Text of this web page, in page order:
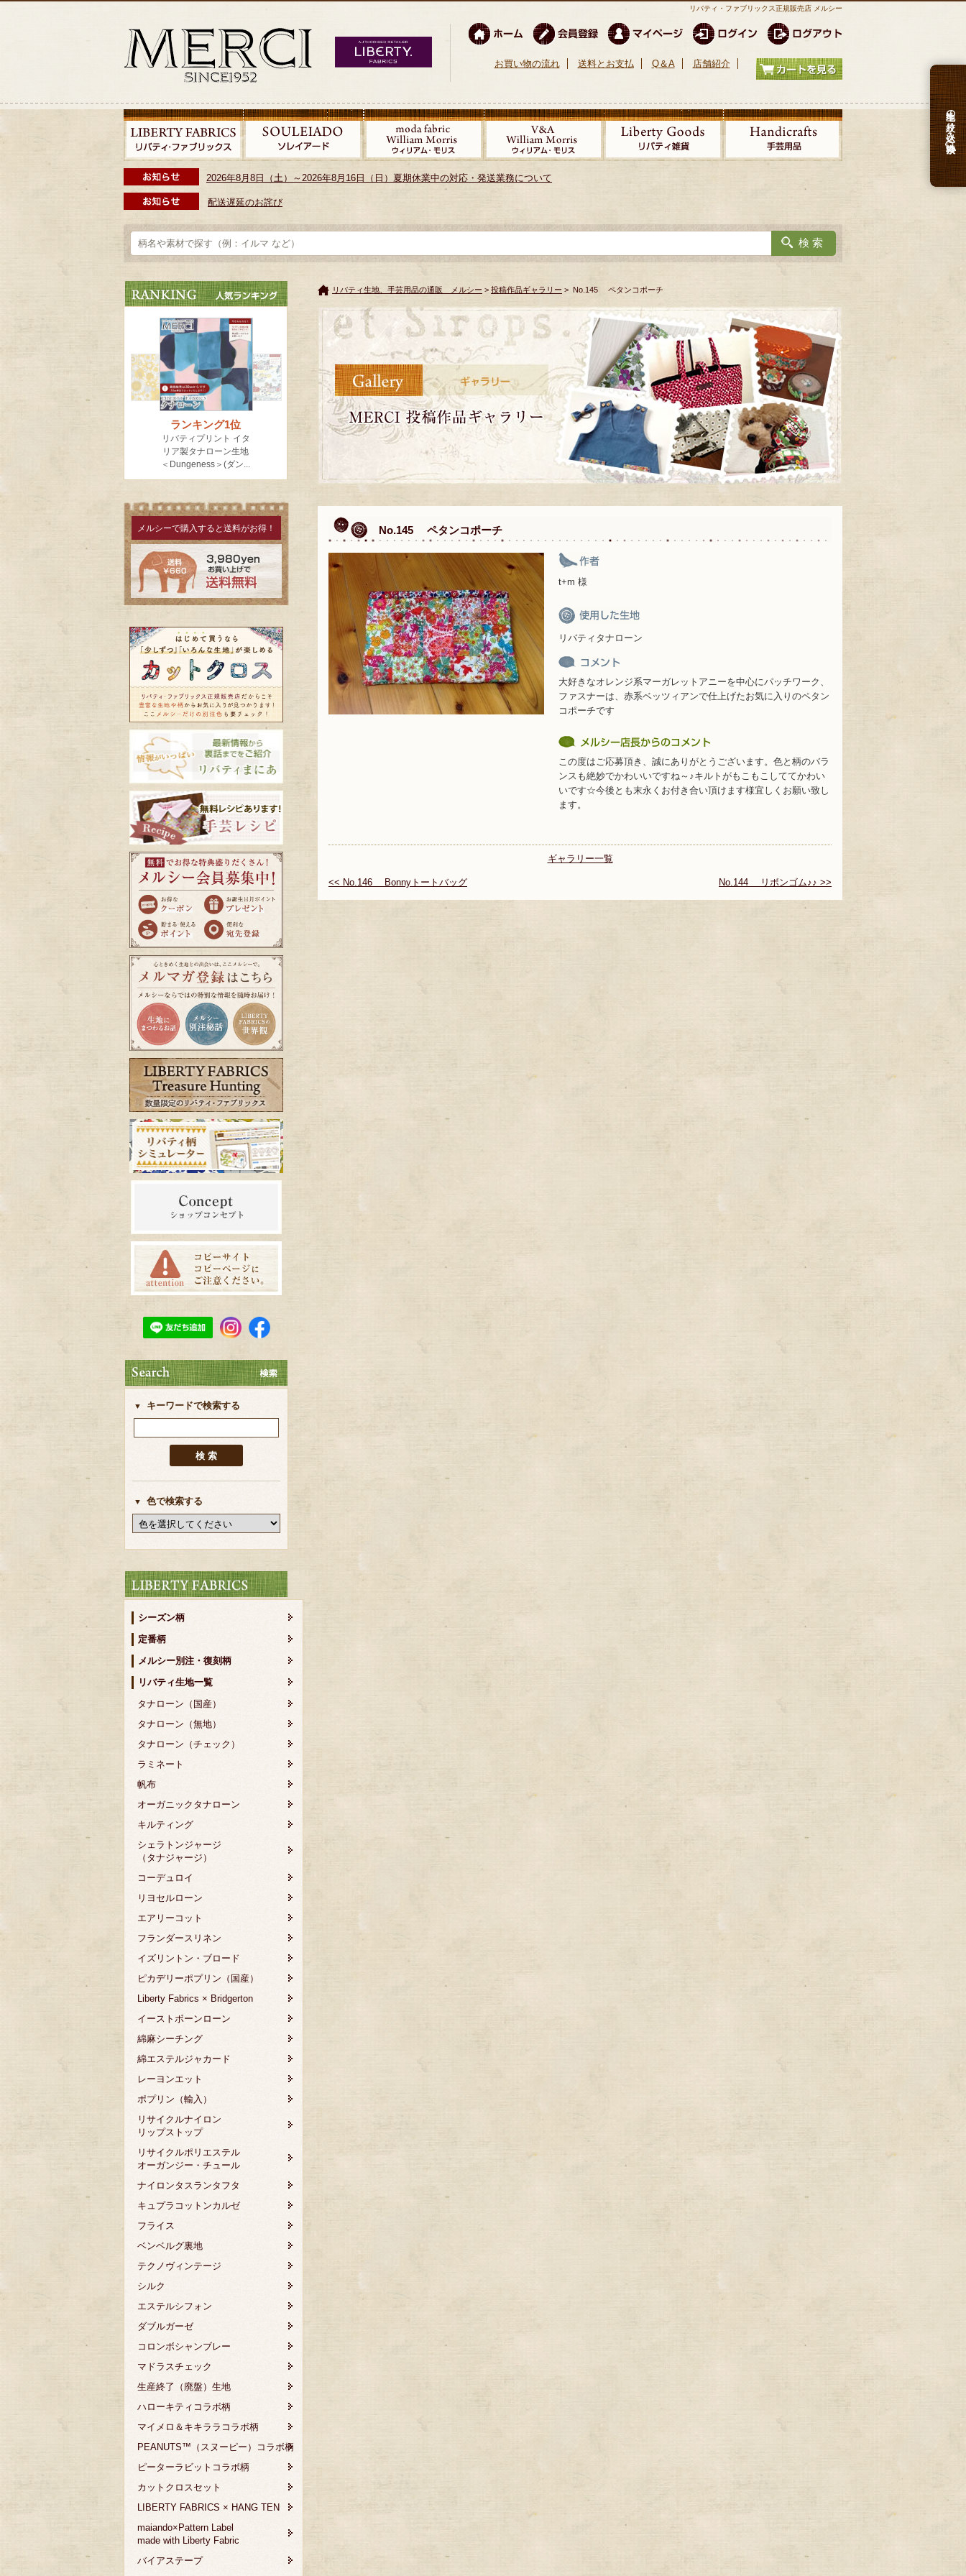
リバティ・ファブリックス正規販売店 メルシー
お買い物の流れ 送料とお支払 Q＆A 店舗紹介
2026年8月8日（土）～2026年8月16日（日）夏期休業中の対応・発送業務について
配送遅延のお詫び
生地の絞り込み検索
メルシーで購入すると送料がお得！
キーワードで検索する
色で検索する
シーズン柄
定番柄
メルシー別注・復刻柄
リバティ生地一覧
タナローン（国産）
タナローン（無地）
タナローン（チェック）
ラミネート
帆布
オーガニックタナローン
キルティング
シェラトンジャージ
（タナジャージ）
コーデュロイ
リヨセルローン
エアリーコット
フランダースリネン
イズリントン・ブロード
ピカデリーポプリン（国産）
Liberty Fabrics × Bridgerton
イーストボーンローン
綿麻シーチング
綿エステルジャカード
レーヨンエット
ポプリン（輸入）
リサイクルナイロン
リップストップ
リサイクルポリエステル
オーガンジー・チュール
ナイロンタスランタフタ
キュプラコットンカルゼ
フライス
ベンベルグ裏地
テクノヴィンテージ
シルク
エステルシフォン
ダブルガーゼ
コロンボシャンブレー
マドラスチェック
生産終了（廃盤）生地
ハローキティコラボ柄
マイメロ＆キキララコラボ柄
PEANUTS™（スヌーピー）コラボ柄
ピーターラビットコラボ柄
カットクロスセット
LIBERTY FABRICS × HANG TEN
maiando×Pattern Label
made with Liberty Fabric
バイアステープ
リバティ生地、手芸用品の通販 メルシー > 投稿作品ギャラリー > No.145 ペタンコポーチ
No.145 ペタンコポーチ
t+m 様
リバティタナローン
大好きなオレンジ系マーガレットアニーを中心にパッチワーク、
ファスナーは、赤系ベッツィアンで仕上げたお気に入りのペタン
コポーチです
この度はご応募頂き、誠にありがとうございます。色と柄のバラ
ンスも絶妙でかわいいですね～♪キルトがもこもこしててかわい
いです☆今後とも末永くお付き合い頂けます様宜しくお願い致し
ます。
ギャラリー一覧
<< No.146 Bonnyトートバッグ No.144 リボンゴム♪♪ >>